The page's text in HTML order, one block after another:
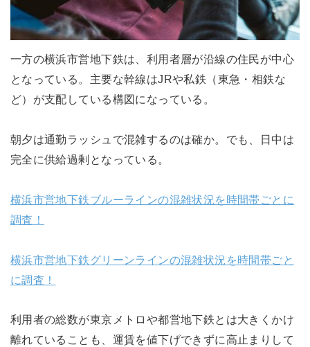
一方の横浜市営地下鉄は、利用者層が沿線の住民が中心
となっている。主要な幹線はJRや私鉄（東急・相鉄な
ど）が支配している構図になっている。
朝夕は通勤ラッシュで混雑するのは確か。でも、日中は
完全に供給過剰となっている。
横浜市営地下鉄ブルーラインの混雑状況を時間帯ごとに
調査！
横浜市営地下鉄グリーンラインの混雑状況を時間帯ごと
に調査！
利用者の総数が東京メトロや都営地下鉄とは大きくかけ
離れていることも、運賃を値下げできずに高止まりして